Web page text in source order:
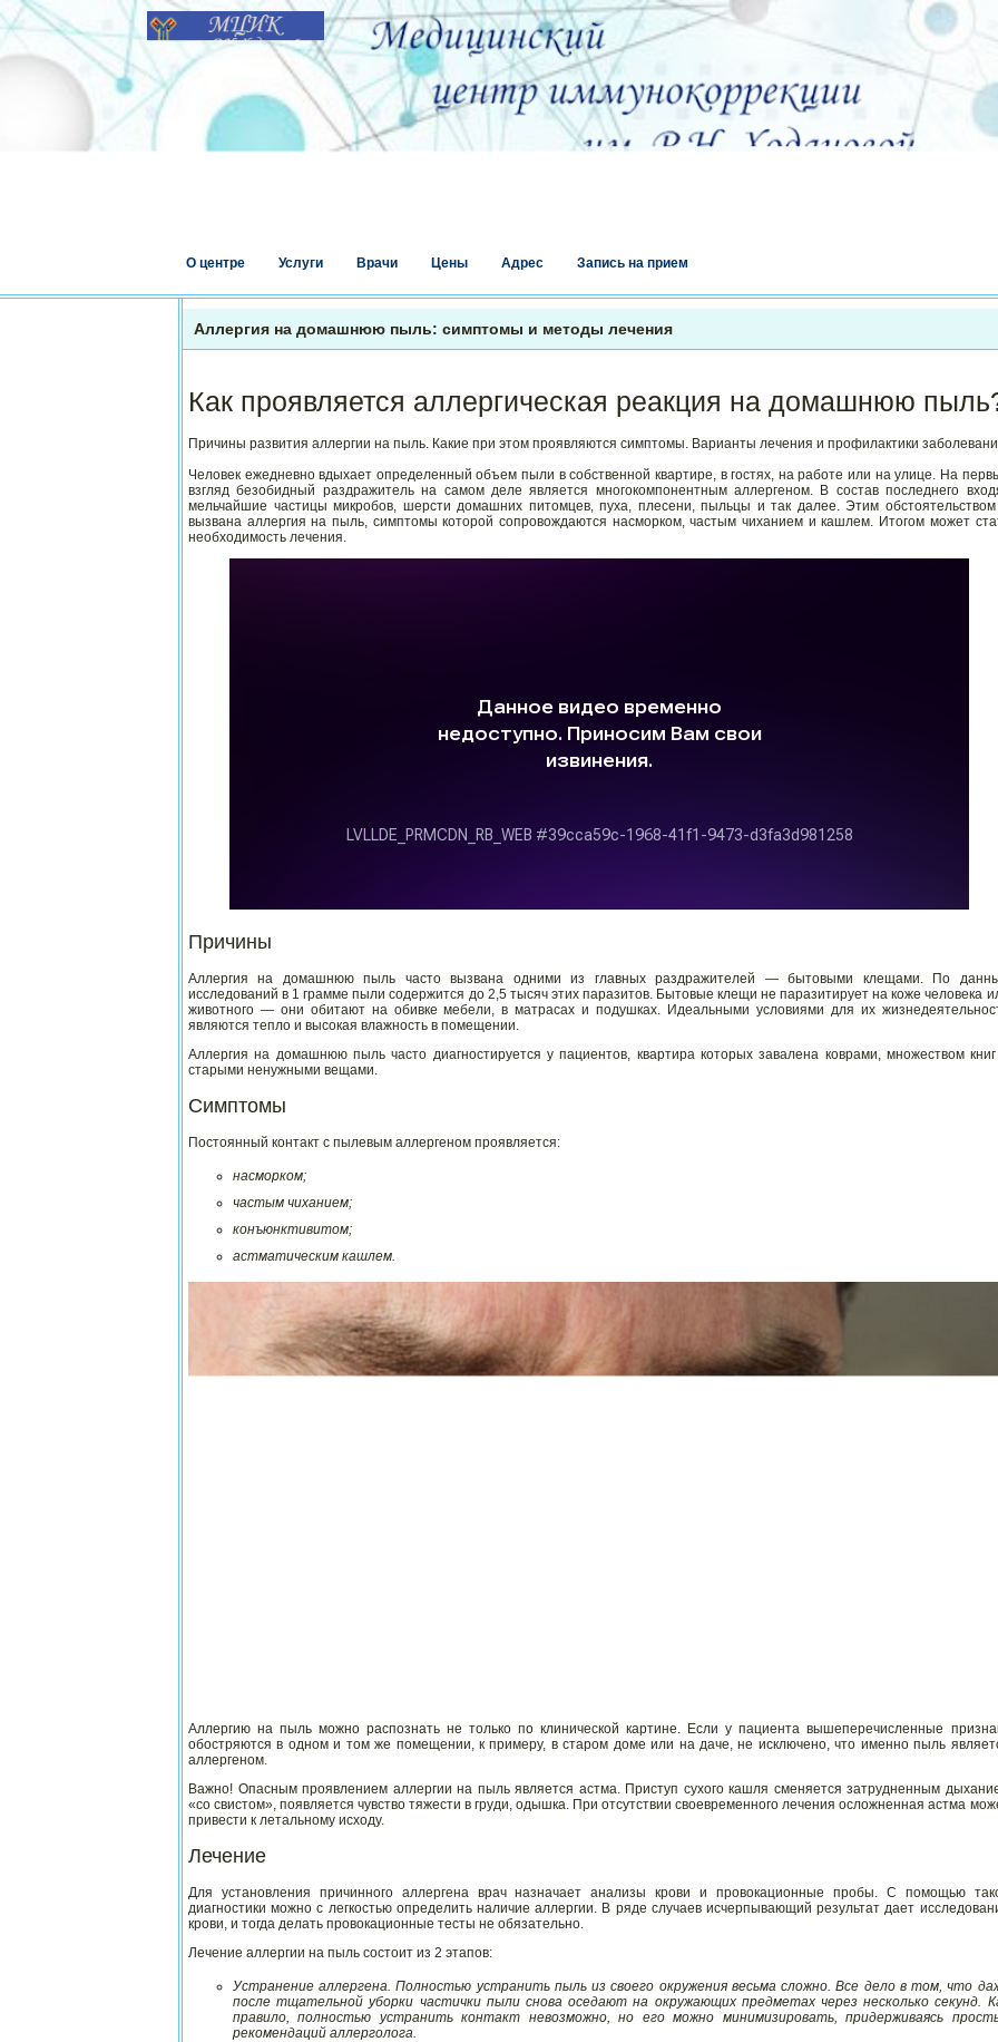
О центре Услуги Врачи Цены Адрес Запись на прием
Аллергия на домашнюю пыль: симптомы и методы лечения
Как проявляется аллергическая реакция на домашнюю
Причины развития аллергии на пыль. Какие при этом проявляются симптомы. Варианты лечения и профилактики
Человек ежедневно вдыхает определенный объем пыли в собственной квартире, в гостях, на работе или на улице. На
взгляд безобидный раздражитель на самом деле является многокомпонентным аллергеном. В состав последнего
мельчайшие частицы микробов, шерсти домашних питомцев, пуха, плесени, пыльцы и так далее. Этим
вызвана аллергия на пыль, симптомы которой сопровождаются насморком, частым чиханием и кашлем. Итогом может
необходимость лечения.
Причины
Аллергия на домашнюю пыль часто вызвана одними из главных раздражителей — бытовыми клещами. По
исследований в 1 грамме пыли содержится до 2,5 тысяч этих паразитов. Бытовые клещи не паразитирует на коже человека
животного — они обитают на обивке мебели, в матрасах и подушках. Идеальными условиями для их
являются тепло и высокая влажность в помещении.
Аллергия на домашнюю пыль часто диагностируется у пациентов, квартира которых завалена коврами, множеством
старыми ненужными вещами.
Симптомы
Постоянный контакт с пылевым аллергеном проявляется:
насморком;
частым чиханием;
конъюнктивитом;
астматическим кашлем.
Аллергию на пыль можно распознать не только по клинической картине. Если у пациента вышеперечисленные
обостряются в одном и том же помещении, к примеру, в старом доме или на даче, не исключено, что именно пыль
аллергеном.
Важно! Опасным проявлением аллергии на пыль является астма. Приступ сухого кашля сменяется затрудненным
«со свистом», появляется чувство тяжести в груди, одышка. При отсутствии своевременного лечения осложненная астма
привести к летальному исходу.
Лечение
Для установления причинного аллергена врач назначает анализы крови и провокационные пробы. С помощью
диагностики можно с легкостью определить наличие аллергии. В ряде случаев исчерпывающий результат дает
крови, и тогда делать провокационные тесты не обязательно.
Лечение аллергии на пыль состоит из 2 этапов:
Устранение аллергена. Полностью устранить пыль из своего окружения весьма сложно. Все дело в том, что
после тщательной уборки частички пыли снова оседают на окружающих предметах через несколько секунд.
правило, полностью устранить контакт невозможно, но его можно минимизировать, придерживаясь
рекомендаций аллерголога.